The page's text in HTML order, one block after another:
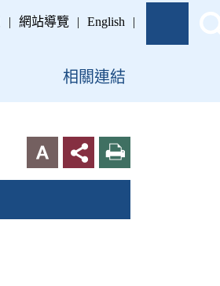
| 網站導覽 | English |
相關連結